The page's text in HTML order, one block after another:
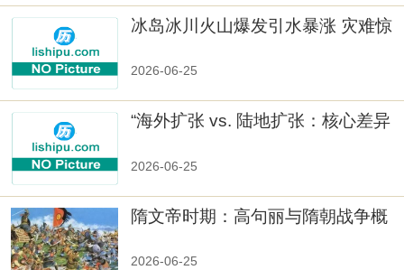
冰岛冰川火山爆发引水暴涨 灾难惊
2026-06-25
“海外扩张 vs. 陆地扩张：核心差异
2026-06-25
隋文帝时期：高句丽与隋朝战争概
2026-06-25